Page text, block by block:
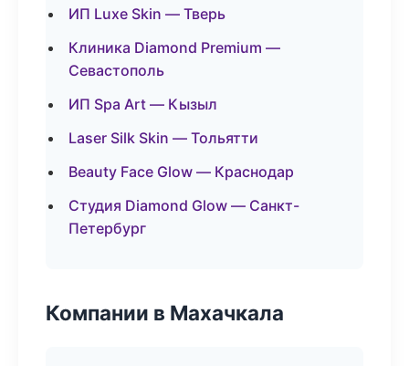
ИП Luxe Skin — Тверь
Клиника Diamond Premium —
Севастополь
ИП Spa Art — Кызыл
Laser Silk Skin — Тольятти
Beauty Face Glow — Краснодар
Студия Diamond Glow — Санкт-
Петербург
Компании в Махачкала